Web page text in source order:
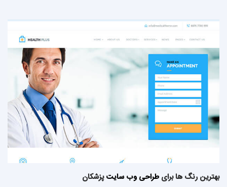
بهترین رنگ ها برای طراحی وب سایتپزشکان